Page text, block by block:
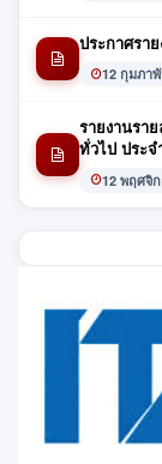
ประกาศรา
12 กุมภา
รายงานรา
ทั่วไป ประ
12 พฤศจิ